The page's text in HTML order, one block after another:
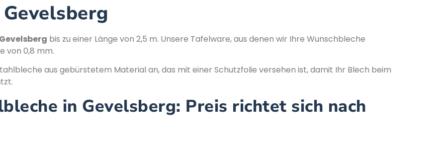
Gevelsberg bis zu einer Länge von 2,5 m. Unsere Tafelware, aus denen wir Ihre Wunschbleche
von 0,8 mm.
aus gebürstetem Material an, das mit einer Schutzfolie versehen ist, damit Ihr Blech beim
in Gevelsberg: Preis richtet sich nach